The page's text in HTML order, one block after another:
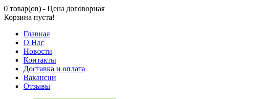
0 товар(ов) - Цена договорная
Корзина пуста!
Главная
О Нас
Новости
Контакты
Доставка и оплата
Вакансии
Отзывы